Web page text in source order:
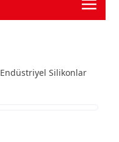
Endüstriyel Silikonlar